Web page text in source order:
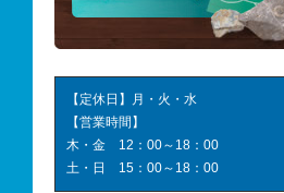
【定休日】月・火・水
【営業時間】
木・金 12：00～18：00
土・日 15：00～18：00